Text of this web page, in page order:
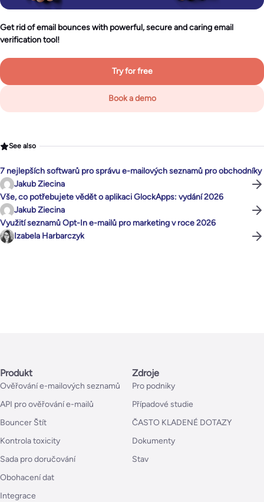
Get rid of email bounces with powerful, secure and caring email
verification tool!
Try for free
Book a demo
See also
7 nejlepších softwarů pro správu e-mailových seznamů pro obchodníky
Jakub Ziecina
Vše, co potřebujete vědět o aplikaci GlockApps: vydání 2026
Jakub Ziecina
Využití seznamů Opt-In e-mailů pro marketing v roce 2026
Izabela Harbarczyk
Produkt
Ověřování e-mailových seznamů
API pro ověřování e-mailů
Bouncer Štít
Kontrola toxicity
Sada pro doručování
Obohacení dat
Integrace
Zdroje
Pro podniky
Případové studie
ČASTO KLADENÉ DOTAZY
Dokumenty
Stav